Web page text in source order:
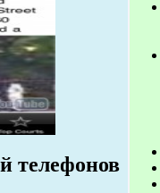
телефонов